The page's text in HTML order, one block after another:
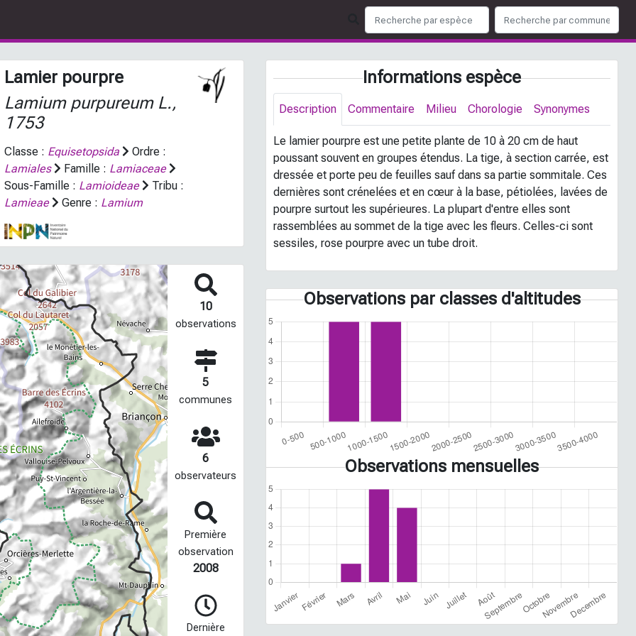
Lamier pourpre
Lamium purpureumL.,
1753
Classe : Equisetopsida
Ordre :
Lamiales
Famille : Lamiaceae
Sous-Famille : Lamioideae
Tribu :
Lamieae
Genre : Lamium
10
observations
5
communes
6
observateurs
Première
observation
2008
Dernière
Informations espèce
Description Commentaire Milieu Chorologie Synonymes
Le lamier pourpre est une petite plante de 10 à 20 cm de haut
poussant souvent en groupes étendus. La tige, à section carrée, est
dressée et porte peu de feuilles sauf dans sa partie sommitale. Ces
dernières sont crénelées et en cœur à la base, pétiolées, lavées de
pourpre surtout les supérieures. La plupart d'entre elles sont
rassemblées au sommet de la tige avec les fleurs. Celles-ci sont
sessiles, rose pourpre avec un tube droit.
Observations par classes d'altitudes
Observations mensuelles